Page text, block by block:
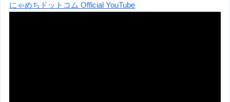
にゃめちドットコム Official YouTube